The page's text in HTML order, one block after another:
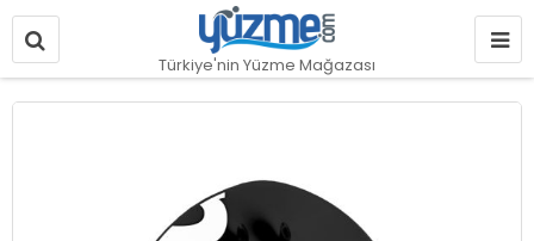
Türkiye'nin Yüzme Mağazası
Resim